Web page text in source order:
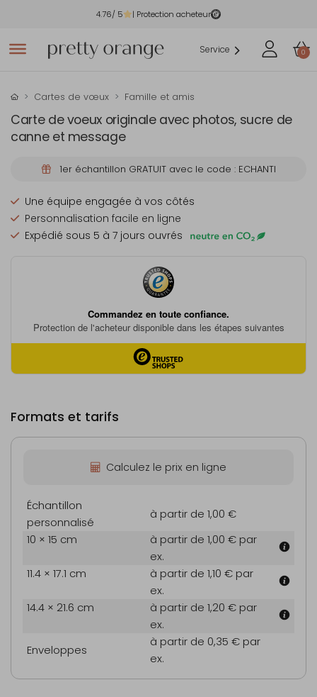
4.76/ 5 | Protection acheteur
Service 0
Cartes de vœux Famille et amis
Carte de voeux originale avec photos, sucre de
canne et message
1er échantillon GRATUIT avec le code : ECHANTI
Une équipe engagée à vos côtés
Personnalisation facile en ligne
Expédié sous 5 à 7 jours ouvrés
Formats et tarifs
Calculez le prix en ligne
Échantillon
personnalisé
à partir de 1,00 €
10 × 15 cm
à partir de 1,00 € par
ex.
11.4 × 17.1 cm
à partir de 1,10 € par
ex.
14.4 × 21.6 cm
à partir de 1,20 € par
ex.
Enveloppes
à partir de 0,35 € par
ex.